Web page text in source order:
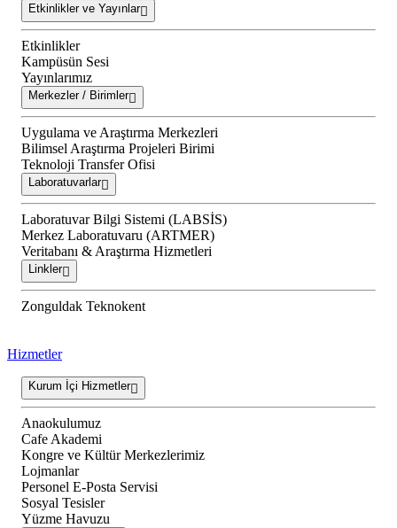
Etkinlikler ve Yayınlar
Etkinlikler
Kampüsün Sesi
Yayınlarımız
Merkezler / Birimler
Uygulama ve Araştırma Merkezleri
Bilimsel Araştırma Projeleri Birimi
Teknoloji Transfer Ofisi
Laboratuvarlar
Laboratuvar Bilgi Sistemi (LABSİS)
Merkez Laboratuvaru (ARTMER)
Veritabanı & Araştırma Hizmetleri
Linkler
Zonguldak Teknokent
Hizmetler
Kurum İçi Hizmetler
Anaokulumuz
Cafe Akademi
Kongre ve Kültür Merkezlerimiz
Lojmanlar
Personel E-Posta Servisi
Sosyal Tesisler
Yüzme Havuzu